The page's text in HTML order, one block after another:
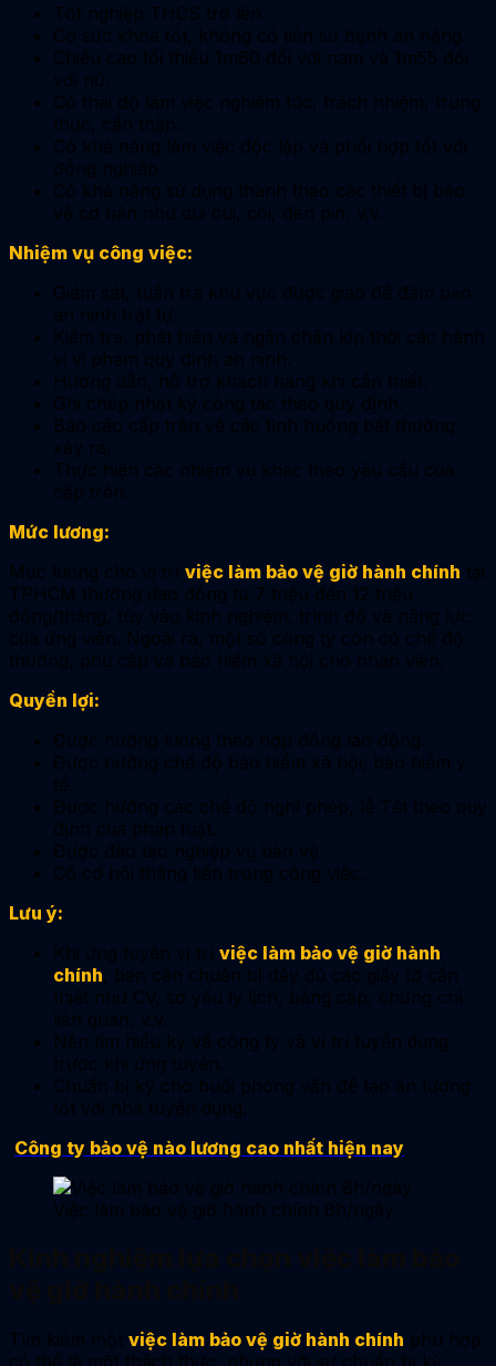
Tốt nghiệp THCS trở lên.
Có sức khỏe tốt, không có tiền sử bệnh án nặng.
Chiều cao tối thiểu 1m60 đối với nam và 1m55 đối
với nữ.
Có thái độ làm việc nghiêm túc, trách nhiệm, trung
thực, cẩn thận.
Có khả năng làm việc độc lập và phối hợp tốt với
đồng nghiệp.
Có khả năng sử dụng thành thạo các thiết bị bảo
vệ cơ bản như dùi cui, còi, đèn pin, v.v.
Nhiệm vụ công việc:
Giám sát, tuần tra khu vực được giao để đảm bảo
an ninh trật tự.
Kiểm tra, phát hiện và ngăn chặn kịp thời các hành
vi vi phạm quy định an ninh.
Hướng dẫn, hỗ trợ khách hàng khi cần thiết.
Ghi chép nhật ký công tác theo quy định.
Báo cáo cấp trên về các tình huống bất thường
xảy ra.
Thực hiện các nhiệm vụ khác theo yêu cầu của
cấp trên.
Mức lương:
Mức lương cho vị trí việc làm bảo vệ giờ hành chính tại
TPHCM thường dao động từ 7 triệu đến 12 triệu
đồng/tháng, tùy vào kinh nghiệm, trình độ và năng lực
của ứng viên. Ngoài ra, một số công ty còn có chế độ
thưởng, phụ cấp và bảo hiểm xã hội cho nhân viên.
Quyền lợi:
Được hưởng lương theo hợp đồng lao động.
Được hưởng chế độ bảo hiểm xã hội, bảo hiểm y
tế.
Được hưởng các chế độ nghỉ phép, lễ Tết theo quy
định của pháp luật.
Được đào tạo nghiệp vụ bảo vệ.
Có cơ hội thăng tiến trong công việc.
Lưu ý:
Khi ứng tuyển vị trí việc làm bảo vệ giờ hành
chính, bạn cần chuẩn bị đầy đủ các giấy tờ cần
thiết như CV, sơ yếu lý lịch, bằng cấp, chứng chỉ
liên quan, v.v.
Nên tìm hiểu kỹ về công ty và vị trí tuyển dụng
trước khi ứng tuyển.
Chuẩn bị kỹ cho buổi phỏng vấn để tạo ấn tượng
tốt với nhà tuyển dụng.
Công ty bảo vệ nào lương cao nhất hiện nay
Việc làm bảo vệ giờ hành chính 8h/ngày
Tìm kiếm một việc làm bảo vệ giờ hành chính phù hợp